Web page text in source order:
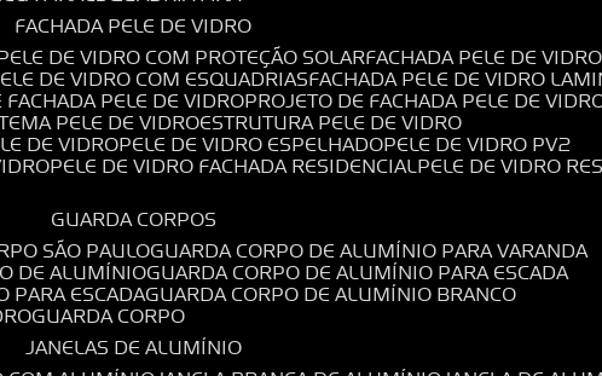
FACHADA PELE DE VIDRO
DE VIDRO COM PROTEÇÃO SOLAR FACHADA PELE DE
DE VIDRO COM ESQUADRIAS FACHADA PELE DE VIDRO
FACHADA PELE DE VIDRO PROJETO DE FACHADA PELE DE
PELE DE VIDRO ESTRUTURA PELE DE VIDRO
DE VIDRO PELE DE VIDRO ESPELHADO PELE DE VIDRO PV2
PELE DE VIDRO FACHADA RESIDENCIAL PELE DE VIDRO
GUARDA CORPOS
SÃO PAULO GUARDA CORPO DE ALUMÍNIO PARA VARANDA
DE ALUMÍNIO GUARDA CORPO DE ALUMÍNIO PARA ESCADA
PARA ESCADA GUARDA CORPO DE ALUMÍNIO BRANCO
GUARDA CORPO
JANELAS DE ALUMÍNIO